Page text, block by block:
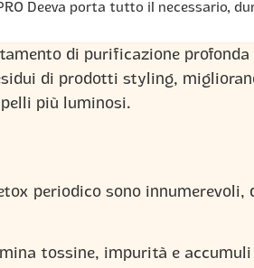
Deeva porta tutto il necessario,
di purificazione profonda
di prodotti styling,
più luminosi.
periodico sono
tossine, impurità e